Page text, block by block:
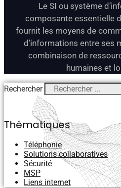
Le SI ou système
composante essentielle
fournit les moyens de
d’informations entre ses
combinaison de
humaines et
Rechercher
Thématiques
Téléphonie
Solutions collaboratives
Sécurité
MSP
Liens internet